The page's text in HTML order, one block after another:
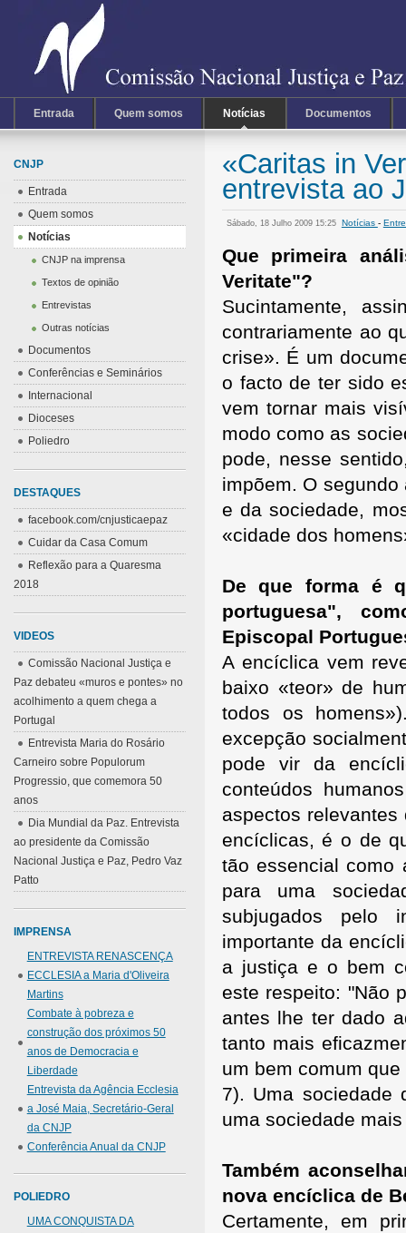
Entrada Quem somos Notícias Documentos
«Caritas in
entrevista ao
Sábado, 18 Julho 2009 15:25 Notícias -
Que primeira
Veritate"?
Sucintamente,
contrariamente ao
crise». É um
o facto de ter sido
vem tornar mais
modo como as
pode, nesse
impõem. O
e da sociedade,
«cidade dos
De que forma é
portuguesa",
Episcopal
A encíclica vem
baixo «teor» de
todos os
excepção
pode vir da
conteúdos
aspectos
encíclicas, é o de
tão essencial como
para uma
subjugados pelo
importante da
a justiça e o bem
este respeito: "Não
antes lhe ter dado
tanto mais
um bem comum
7). Uma sociedade
uma sociedade
Também
nova encíclica de
Certamente, em
CNJP
Entrada
Quem somos
Notícias
CNJP na imprensa
Textos de opinião
Entrevistas
Outras notícias
Documentos
Conferências e Seminários
Internacional
Dioceses
Poliedro
DESTAQUES
facebook.com/cnjusticaepaz
Cuidar da Casa Comum
Reflexão para a Quaresma
2018
VIDEOS
Comissão Nacional Justiça e
Paz debateu «muros e pontes» no
acolhimento a quem chega a
Portugal
Entrevista Maria do Rosário
Carneiro sobre Populorum
Progressio, que comemora 50
anos
Dia Mundial da Paz. Entrevista
ao presidente da Comissão
Nacional Justiça e Paz, Pedro Vaz
Patto
IMPRENSA
ENTREVISTA RENASCENÇA
ECCLESIA a Maria d'Oliveira
Martins
Combate à pobreza e
construção dos próximos 50
anos de Democracia e
Liberdade
Entrevista da Agência Ecclesia
a José Maia, Secretário-Geral
da CNJP
Conferência Anual da CNJP
POLIEDRO
UMA CONQUISTA DA